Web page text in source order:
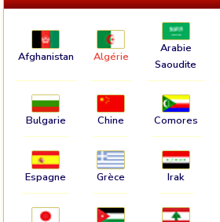
Afghanistan Algérie
Arabie
Saoudite
Bulgarie Chine Comores
Espagne Grèce Irak